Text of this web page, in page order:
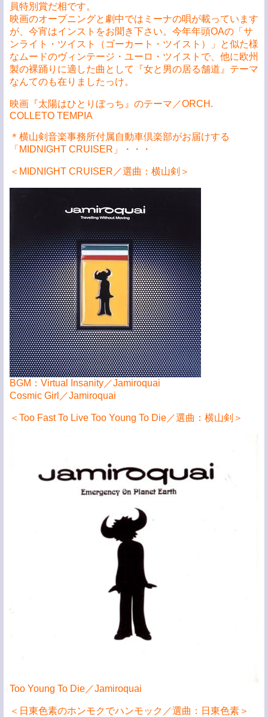
員特別賞だ相です。
映画のオープニングと劇中ではミーナの唄が載っています
が、今宵はインストをお聞き下さい。今年年頭OAの「サ
ンライト・ツイスト（ゴーカート・ツイスト）」と似た様
なムードのヴィンテージ・ユーロ・ツイストで、他に欧州
製の裸踊りに適した曲として『女と男の居る舗道』テーマ
なんてのも在りましたっけ。
映画『太陽はひとりぼっち』のテーマ／ORCH.
COLLETO TEMPIA
＊横山剣音楽事務所付属自動車倶楽部がお届けする
「MIDNIGHT CRUISER」・・・
＜MIDNIGHT CRUISER／選曲：横山剣＞
BGM：Virtual Insanity／Jamiroquai
Cosmic Girl／Jamiroquai
＜Too Fast To Live Too Young To Die／選曲：横山剣＞
Too Young To Die／Jamiroquai
＜日東色素のホンモクでハンモック／選曲：日東色素＞